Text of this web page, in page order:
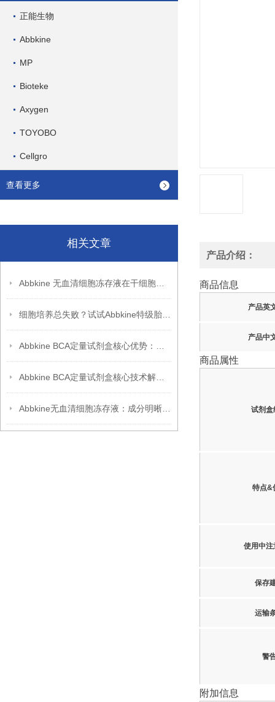
正能生物
Abbkine
MP
Bioteke
Axygen
TOYOBO
Cellgro
查看更多
相关文章
产品介绍：
商品信息
产品英
产品中
商品属性
试剂盒
特点&
使用中注
保存
运输
警
附加信息